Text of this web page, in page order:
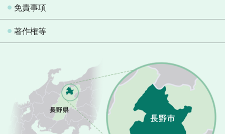
免責事項
著作権等